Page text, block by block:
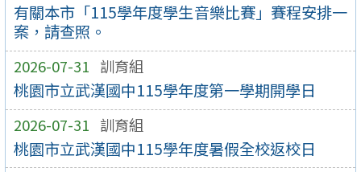
有關本市「115學年度學生音樂比賽」賽程安排一
案，請查照。
2026-07-31 訓育組
桃園市立武漢國中115學年度第一學期開學日
2026-07-31 訓育組
桃園市立武漢國中115學年度暑假全校返校日